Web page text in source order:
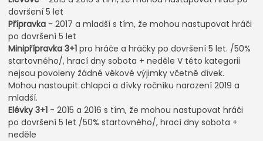
dovršení 5 let
Přípravka - 2017 a mladší s tím, že mohou nastupovat hráči
po dovršení 5 let
Minipřípravka 3+1 pro hráče a hráčky po dovršení 5 let. /50%
startovného/, hrací dny sobota + neděle V této kategorii
nejsou povoleny žádné věkové výjimky včetně dívek.
Mohou nastoupit chlapci a dívky ročníku narození 2019 a
mladší.
Elévky 3+1 - 2015 a 2016 s tím, že mohou nastupovat hráči
po dovršení 5 let /50% startovného/, hrací dny sobota +
neděle